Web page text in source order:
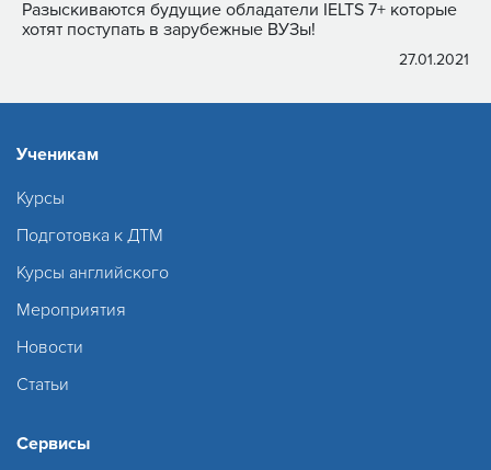
Разыскиваются будущие обладатели IELTS 7+ которые
хотят поступать в зарубежные ВУЗы!
27.01.2021
Ученикам
Курсы
Подготовка к ДТМ
Курсы английского
Мероприятия
Новости
Статьи
Сервисы